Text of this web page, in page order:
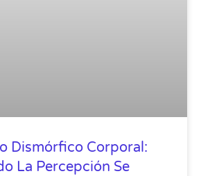
Dismórfico Corporal:
La Percepción Se